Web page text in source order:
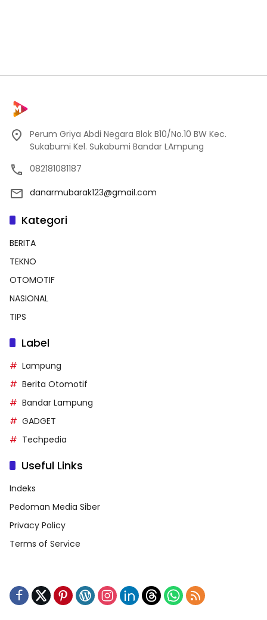
Perum Griya Abdi Negara Blok B10/No.10 BW Kec.
Sukabumi Kel. Sukabumi Bandar LAmpung
082181081187
danarmubarak123@gmail.com
Kategori
BERITA
TEKNO
OTOMOTIF
NASIONAL
TIPS
Label
Lampung
Berita Otomotif
Bandar Lampung
GADGET
Techpedia
Useful Links
Indeks
Pedoman Media Siber
Privacy Policy
Terms of Service